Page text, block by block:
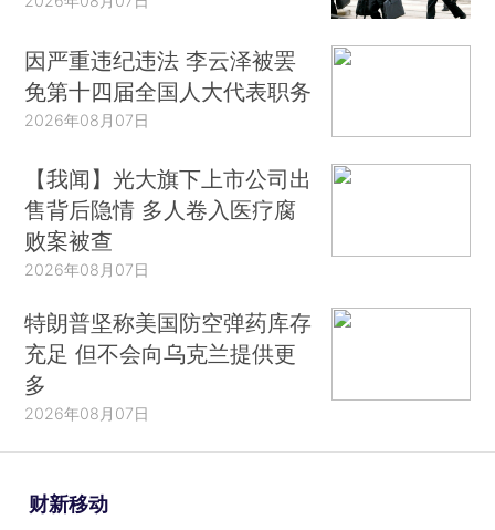
因严重违纪违法 李云泽被罢
免第十四届全国人大代表职务
2026年08月07日
【我闻】光大旗下上市公司出
售背后隐情 多人卷入医疗腐
败案被查
2026年08月07日
特朗普坚称美国防空弹药库存
充足 但不会向乌克兰提供更
多
2026年08月07日
财新移动